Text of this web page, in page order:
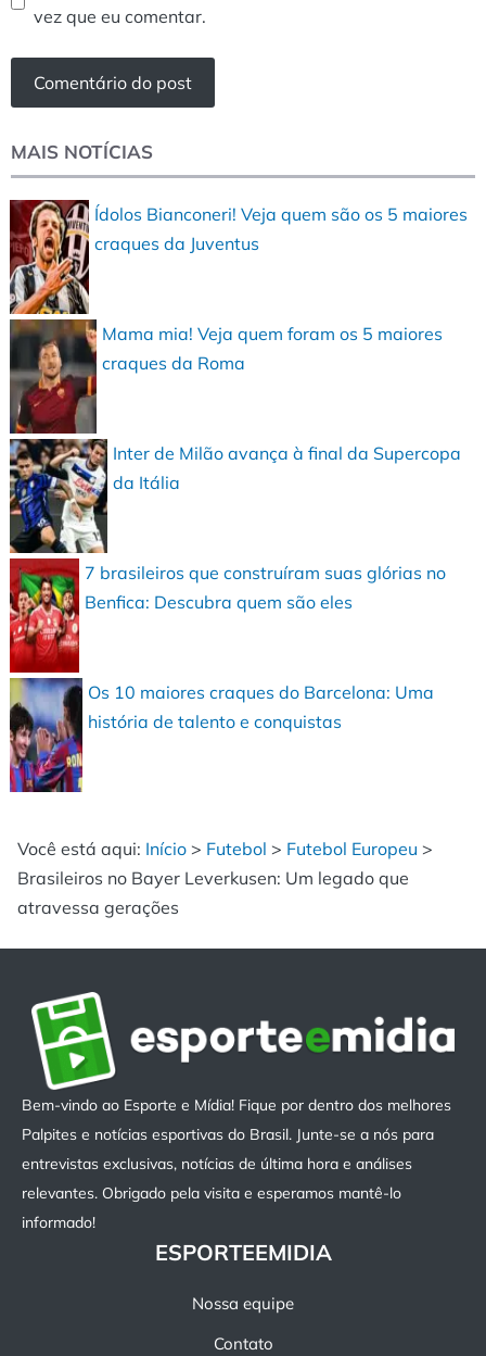
vez que eu comentar.
MAIS NOTÍCIAS
Ídolos Bianconeri! Veja quem são os 5 maiores
craques da Juventus
Mama mia! Veja quem foram os 5 maiores
craques da Roma
Inter de Milão avança à final da Supercopa
da Itália
7 brasileiros que construíram suas glórias no
Benfica: Descubra quem são eles
Os 10 maiores craques do Barcelona: Uma
história de talento e conquistas
Você está aqui: Início > Futebol > Futebol Europeu >
Brasileiros no Bayer Leverkusen: Um legado que
atravessa gerações
Bem-vindo ao Esporte e Mídia! Fique por dentro dos melhores
Palpites e notícias esportivas do Brasil. Junte-se a nós para
entrevistas exclusivas, notícias de última hora e análises
relevantes. Obrigado pela visita e esperamos mantê-lo
informado!
ESPORTEEMIDIA
Nossa equipe
Contato